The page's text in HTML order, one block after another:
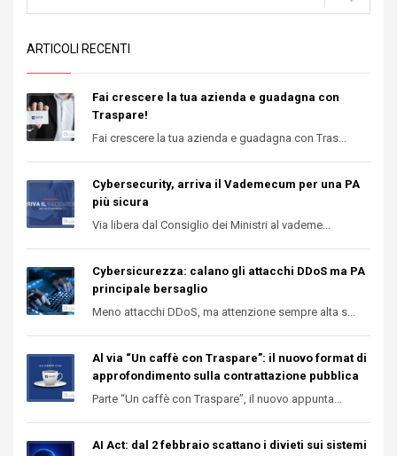
ARTICOLI RECENTI
Fai crescere la tua azienda e guadagna con
Traspare!
Fai crescere la tua azienda e guadagna con Tras...
Cybersecurity, arriva il Vademecum per una PA
più sicura
Via libera dal Consiglio dei Ministri al vademe...
Cybersicurezza: calano gli attacchi DDoS ma PA
principale bersaglio
Meno attacchi DDoS, ma attenzione sempre alta s...
Al via “Un caffè con Traspare”: il nuovo format di
approfondimento sulla contrattazione pubblica
Parte “Un caffè con Traspare”, il nuovo appunta...
AI Act: dal 2 febbraio scattano i divieti sui sistemi